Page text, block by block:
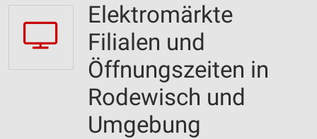
Elektromärkte
Filialen und
Öffnungszeiten in
Rodewisch und
Umgebung